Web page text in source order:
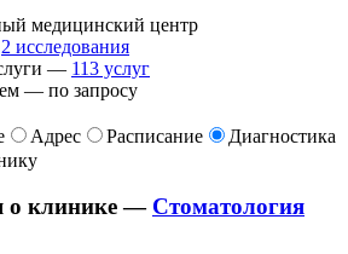
медицинский центр
2 исследования
— 113 услуг
— по запросу
Адрес Расписание
Диагностика
о клинике — Стоматология